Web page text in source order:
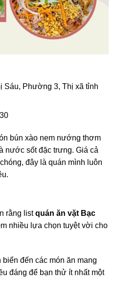
Sáu, Phường 3, Thị xã tỉnh
bún xào nem nướng thơm
nước sốt đặc trưng. Giá cả
đây là quán mình luôn
rằng listquán ăn vặt Bạc
nhiều lựa chọn tuyệt vời cho
đến các món ăn mang
đáng để bạn thử ít nhất một